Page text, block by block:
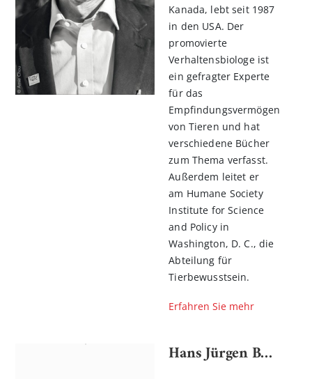
Kanada, lebt seit 1987
in den USA. Der
promovierte
Verhaltensbiologe ist
ein gefragter Experte
für das
Empfindungsvermögen
von Tieren und hat
verschiedene Bücher
zum Thema verfasst.
Außerdem leitet er
am Humane Society
Institute for Science
and Policy in
Washington, D. C., die
Abteilung für
Tierbewusstsein.
Erfahren Sie mehr
Hans Jürgen Balmes